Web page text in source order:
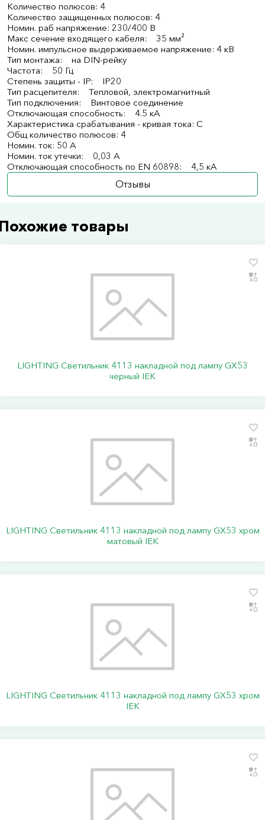
Количество полюсов: 4
Количество защищенных полюсов: 4
Номин. раб напряжение: 230/400 В
Макс сечение входящего кабеля: 35 мм²
Номин. импульсное выдерживаемое напряжение: 4 кВ
Тип монтажа: на DIN-рейку
Частота: 50 Гц
Степень защиты - IP: IP20
Тип расцепителя: Тепловой, электромагнитный
Тип подключения: Винтовое соединение
Отключающая способность: 4.5 кА
Характеристика срабатывания - кривая тока: C
Общ количество полюсов: 4
Номин. ток: 50 А
Номин. ток утечки: 0,03 А
Отключающая способность по EN 60898: 4,5 кА
Отзывы
товары
LIGHTING Светильник 4113 накладной под лампу GX53
черный IEK
LIGHTING Светильник 4113 накладной под лампу GX53 хром
матовый IEK
LIGHTING Светильник 4113 накладной под лампу GX53 хром
IEK